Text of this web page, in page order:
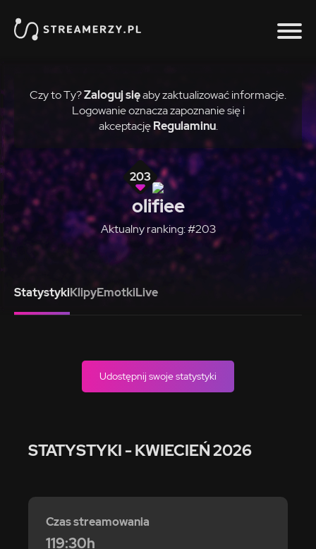
Czy to Ty?Zaloguj sięaby zaktualizować informacje.
Logowanie oznacza zapoznanie się i
akceptację Regulaminu.
203
olifiee
Aktualny ranking: #203
StatystykiKlipyEmotkiLive
Udostępnij swoje statystyki
STATYSTYKI - KWIECIEŃ 2026
Czas streamowania
119:30h